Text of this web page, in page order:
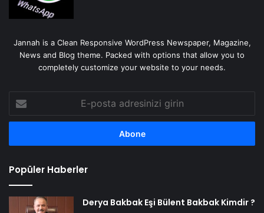
Jannah is a Clean Responsive WordPress Newspaper, Magazine,
News and Blog theme. Packed with options that allow you to
completely customize your website to your needs.
posta
adresinizi
Popüler Haberler
Derya Bakbak Eşi Bülent Bakbak Kimdir ?